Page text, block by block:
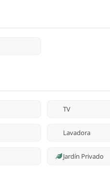
TV
Lavadora
Jardín Privado